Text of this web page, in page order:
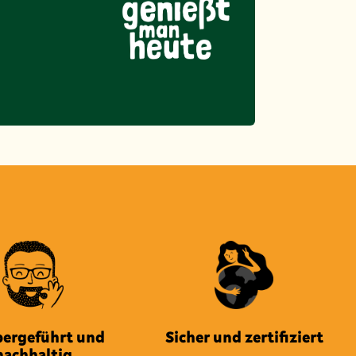
und
Sicher und zertifiziert